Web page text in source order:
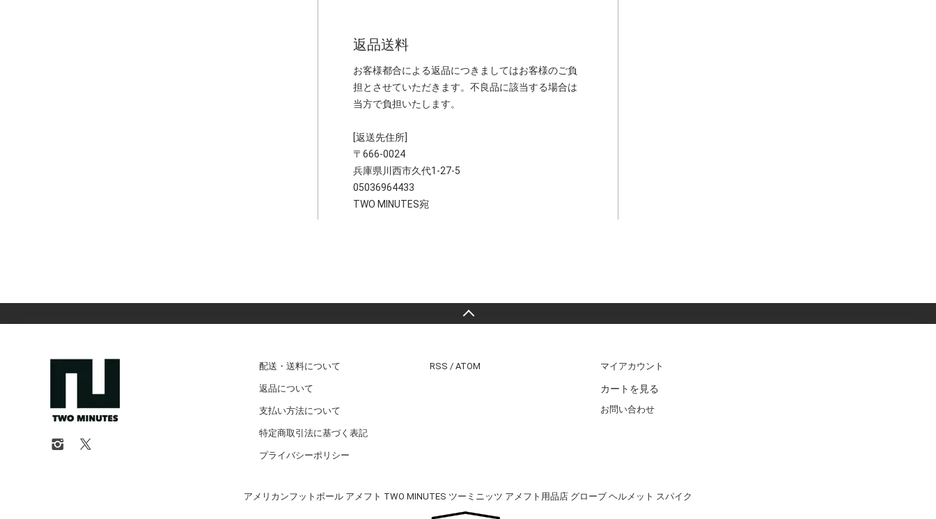
返品送料
お客様都合による返品につきましてはお客様のご負
担とさせていただきます。不良品に該当する場合は
当方で負担いたします。
[返送先住所]
〒666-0024
兵庫県川西市久代1-27-5
05036964433
TWO MINUTES宛
配送・送料について
返品について
支払い方法について
特定商取引法に基づく表記
プライバシーポリシー
RSS / ATOM マイアカウント
カートを見る
お問い合わせ
アメリカンフットボール アメフト TWO MINUTES ツーミニッツ アメフト用品店 グローブ ヘルメット スパイク